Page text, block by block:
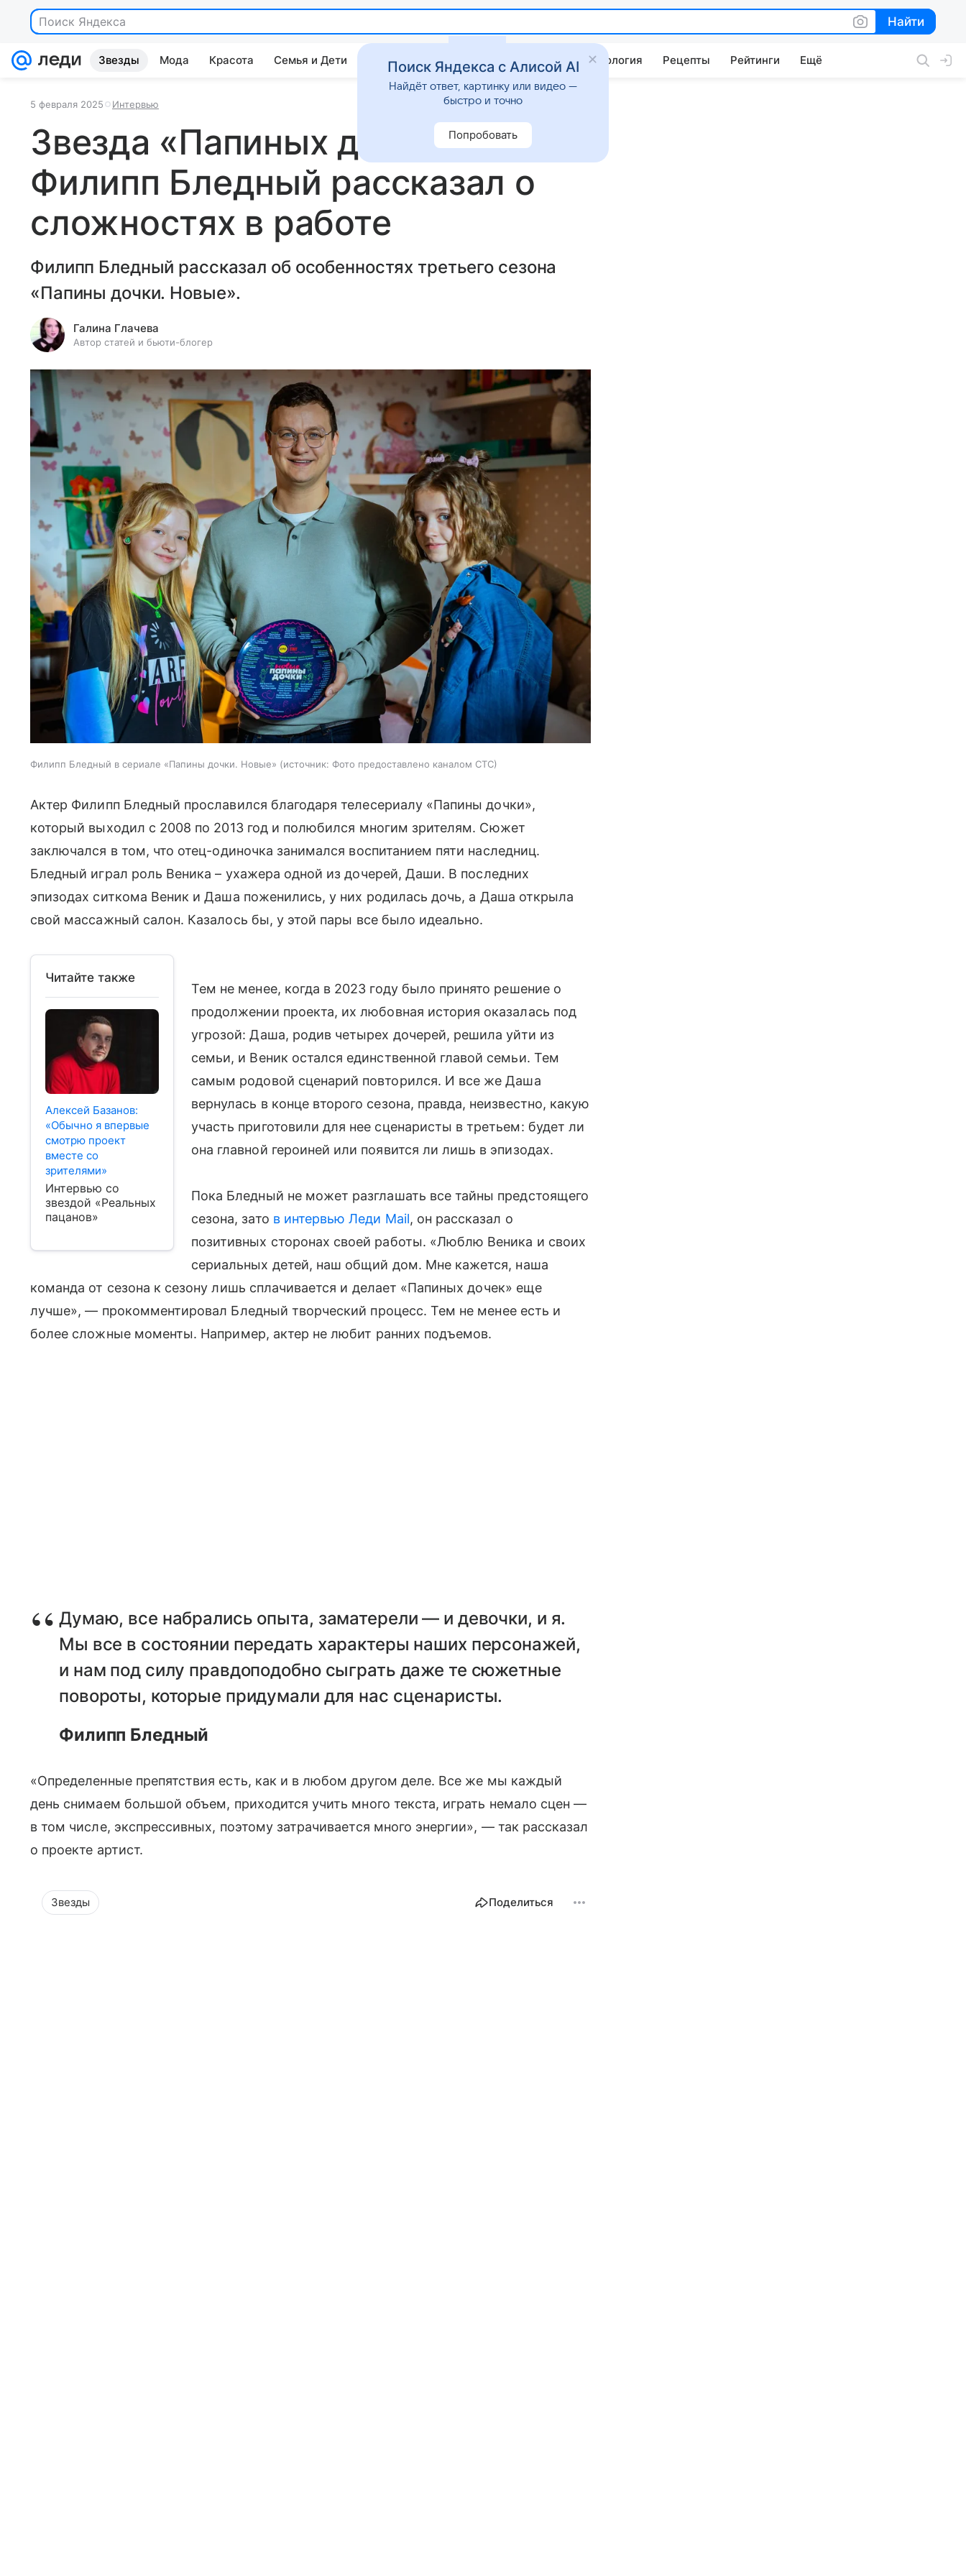
Поиск Яндекса Найти
Найти
Звезды Мода Красота Семья и Дети Дом Гороскопы Стиль жизни Психология Рецепты Рейтинги Ещё
5 февраля 2025 Интервью
Звезда «Папиных дочек»
Филипп Бледный рассказал о
сложностях в работе
Филипп Бледный рассказал об особенностях третьего сезона
«Папины дочки. Новые».
Галина Глачева
Автор статей и бьюти-блогер
Филипп Бледный в сериале «Папины дочки. Новые» источник: Фото предоставлено каналом СТС
Актер Филипп Бледный прославился благодаря телесериалу «Папины дочки»,
который выходил с 2008 по 2013 год и полюбился многим зрителям. Сюжет
заключался в том, что отец-одиночка занимался воспитанием пяти наследниц.
Бледный играл роль Веника – ухажера одной из дочерей, Даши. В последних
эпизодах ситкома Веник и Даша поженились, у них родилась дочь, а Даша открыла
свой массажный салон. Казалось бы, у этой пары все было идеально.
Читайте также
Алексей Базанов:
«Обычно я впервые
смотрю проект
вместе со
зрителями»
Интервью со
звездой «Реальных
пацанов»
Тем не менее, когда в 2023 году было принято решение о
продолжении проекта, их любовная история оказалась под
угрозой: Даша, родив четырех дочерей, решила уйти из
семьи, и Веник остался единственной главой семьи. Тем
самым родовой сценарий повторился. И все же Даша
вернулась в конце второго сезона, правда, неизвестно, какую
участь приготовили для нее сценаристы в третьем: будет ли
она главной героиней или появится ли лишь в эпизодах.
Пока Бледный не может разглашать все тайны предстоящего
сезона, зато в интервью Леди Mail, он рассказал о
позитивных сторонах своей работы. «Люблю Веника и своих
сериальных детей, наш общий дом. Мне кажется, наша
команда от сезона к сезону лишь сплачивается и делает «Папиных дочек» еще
лучше», — прокомментировал Бледный творческий процесс. Тем не менее есть и
более сложные моменты. Например, актер не любит ранних подъемов.
Думаю, все набрались опыта, заматерели — и девочки, и я.
Мы все в состоянии передать характеры наших персонажей,
и нам под силу правдоподобно сыграть даже те сюжетные
повороты, которые придумали для нас сценаристы.
Филипп Бледный
«Определенные препятствия есть, как и в любом другом деле. Все же мы каждый
день снимаем большой объем, приходится учить много текста, играть немало сцен —
в том числе, экспрессивных, поэтому затрачивается много энергии», — так рассказал
о проекте артист.
Звезды Поделиться
Поиск Яндекса с Алисой AI
Найдёт ответ, картинку или видео —
быстро и точно
Попробовать